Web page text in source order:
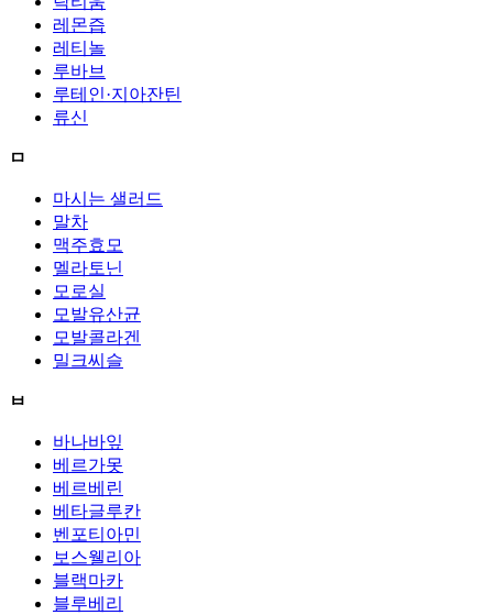
레몬즙
레티놀
루바브
루테인·지아잔틴
류신
ㅁ
마시는 샐러드
말차
맥주효모
멜라토닌
모로실
모발유산균
모발콜라겐
밀크씨슬
ㅂ
바나바잎
베르가못
베르베린
베타글루칸
벤포티아민
보스웰리아
블랙마카
블루베리